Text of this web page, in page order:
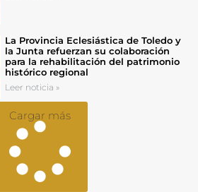
La Provincia Eclesiástica de Toledo y
la Junta refuerzan su colaboración
para la rehabilitación del patrimonio
histórico regional
Leer noticia »
Cargar más